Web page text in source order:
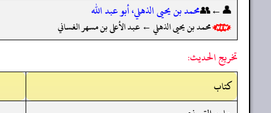
👤←👥محمد بن يحيى الذهلي، أبو عبد الله
محمد بن يحيى الذهلي ← عبد الأعلى بن مسهر الغساني
تخريج الحديث:
کتاب